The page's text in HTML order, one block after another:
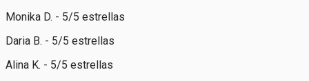
Monika D. - 5/5 estrellas
Daria B. - 5/5 estrellas
Alina K. - 5/5 estrellas